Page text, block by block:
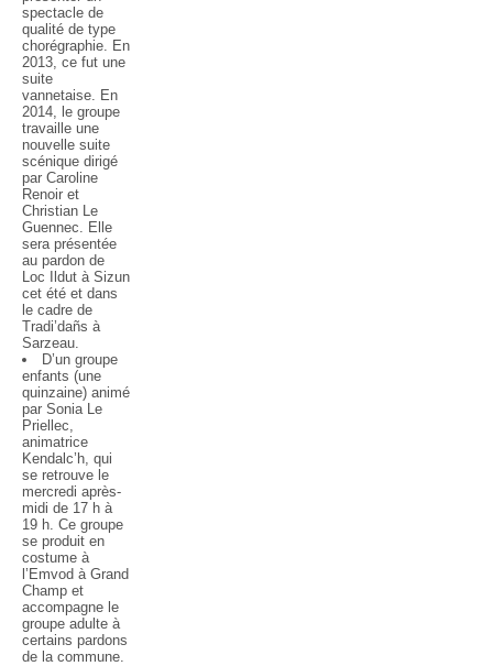
spectacle de
qualité de type
chorégraphie. En
2013, ce fut une
suite
vannetaise. En
2014, le groupe
travaille une
nouvelle suite
scénique dirigé
par Caroline
Renoir et
Christian Le
Guennec. Elle
sera présentée
au pardon de
Loc Ildut à Sizun
cet été et dans
le cadre de
Tradi’dañs à
Sarzeau.
D’un groupe
enfants (une
quinzaine) animé
par Sonia Le
Priellec,
animatrice
Kendalc’h, qui
se retrouve le
mercredi après-
midi de 17 h à
19 h. Ce groupe
se produit en
costume à
l’Emvod à Grand
Champ et
accompagne le
groupe adulte à
certains pardons
de la commune.